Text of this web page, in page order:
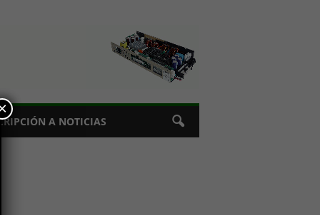
A NOTICIAS